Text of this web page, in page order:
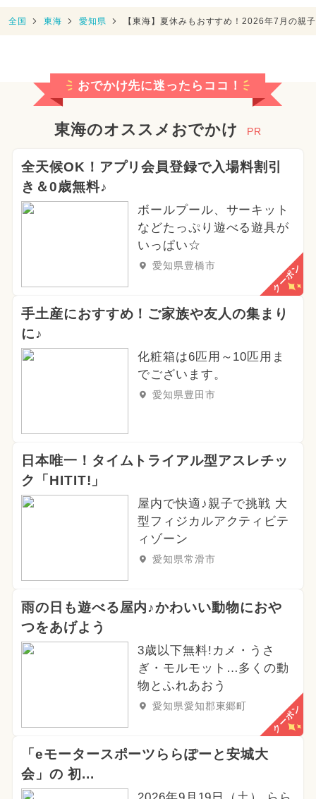
全国 東海 愛知県 【東海】夏休みもおすすめ！2026年7月の親
おでかけ先に迷ったらココ！
東海のオススメおでかけ PR
全天候OK！アプリ会員登録で入場料割引
き＆0歳無料♪
ボールプール、サーキット
などたっぷり遊べる遊具が
いっぱい☆
愛知県豊橋市 クーポン
手土産におすすめ！ご家族や友人の集まり
に♪
化粧箱は6匹用～10匹用ま
でございます。
愛知県豊田市
日本唯一！タイムトライアル型アスレチッ
ク「HITIT!」
屋内で快適♪親子で挑戦 大
型フィジカルアクティビテ
ィゾーン
愛知県常滑市
雨の日も遊べる屋内♪かわいい動物におや
つをあげよう
3歳以下無料!カメ・うさ
ぎ・モルモット…多くの動
物とふれあおう
愛知県愛知郡東郷町 クーポン
「eモータースポーツららぽーと安城大
会」の 初...